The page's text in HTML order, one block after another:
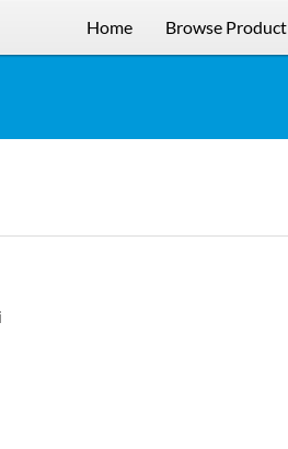
Home Browse Product